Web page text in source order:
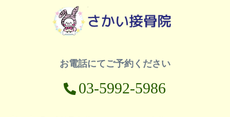
お電話にてご予約ください
03-5992-5986